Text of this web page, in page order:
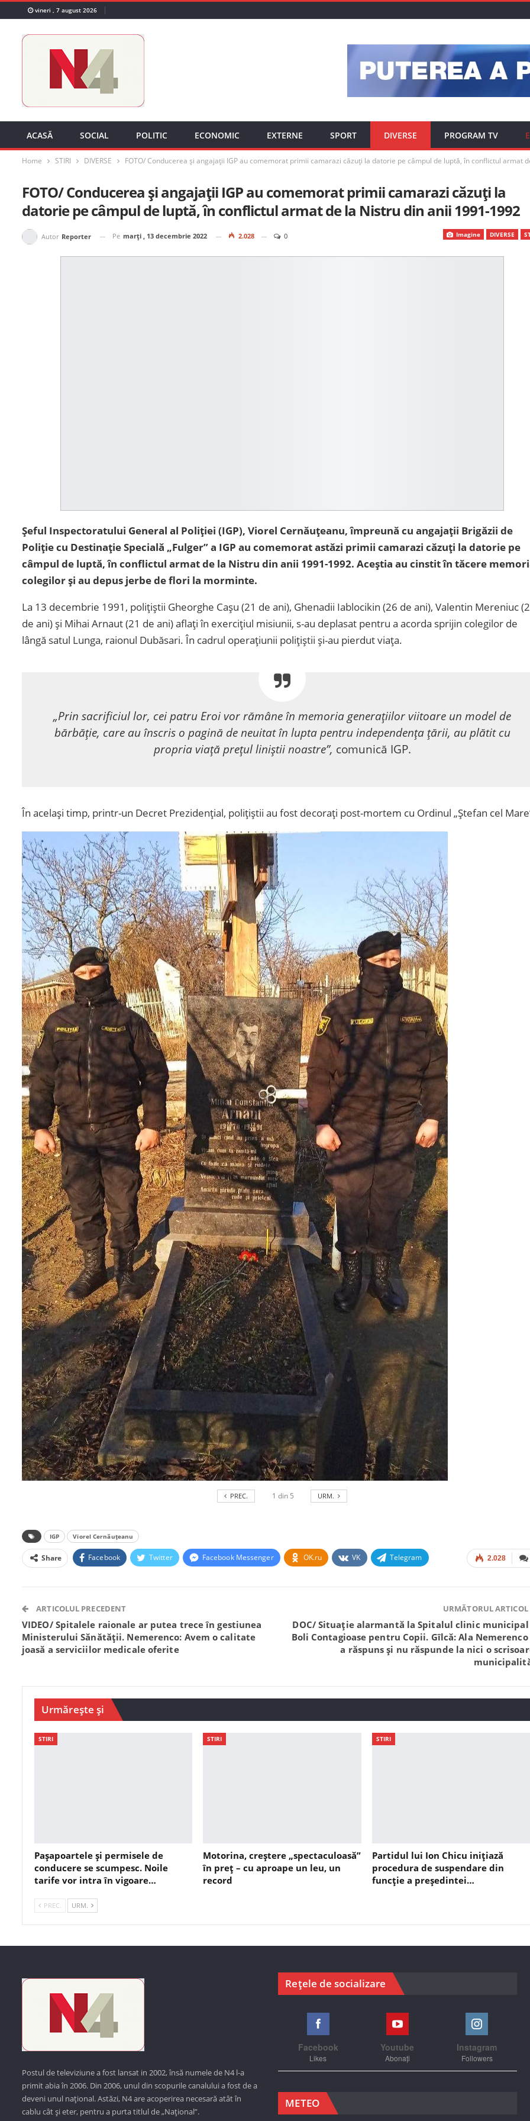
vineri , 7 august 2026
ACASĂ SOCIAL POLITIC ECONOMIC EXTERNE SPORT DIVERSE PROGRAM TV
Home STIRI DIVERSE FOTO/ Conducerea și angajații IGP au comemorat primii camarazi căzuți la datorie pe câmpul de luptă, în conflictul armat
FOTO/ Conducerea și angajații IGP au comemorat primii camarazi căzuți la
datorie pe câmpul de luptă, în conflictul armat de la Nistru din anii 1991-1992
Imagine DIVERSE
Autor Reporter Pe marți , 13 decembrie 2022 2.028 0
Șeful Inspectoratului General al Poliției (IGP), Viorel Cernăuțeanu, împreună cu angajații Brigăzii de
Poliție cu Destinație Specială „Fulger” a IGP au comemorat astăzi primii camarazi căzuți la datorie pe
câmpul de luptă, în conflictul armat de la Nistru din anii 1991-1992. Aceștia au cinstit în tăcere
colegilor și au depus jerbe de flori la morminte.
La 13 decembrie 1991, polițiștii Gheorghe Cașu (21 de ani), Ghenadii Iablocikin (26 de ani), Valentin Mereniuc
de ani) și Mihai Arnaut (21 de ani) aflați în exercițiul misiunii, s-au deplasat pentru a acorda sprijin colegilor de
lângă satul Lunga, raionul Dubăsari. În cadrul operațiunii polițiștii și-au pierdut viața.
„Prin sacrificiul lor, cei patru Eroi vor rămâne în memoria generaţiilor viitoare un model de
bărbăţie, care au înscris o pagină de neuitat în lupta pentru independenţa ţării, au plătit cu
propria viaţă preţul liniştii noastre”, comunică IGP.
În același timp, printr-un Decret Prezidenţial, polițiștii au fost decorați post-mortem cu Ordinul „Ștefan cel
PREC. 1 din 5 URM.
IGP Viorel Cernăuțeanu
2.028
Share Facebook Twitter Facebook Messenger OK.ru VK Telegram
ARTICOLUL PRECEDENT
VIDEO/ Spitalele raionale ar putea trece în gestiunea
Ministerului Sănătății. Nemerenco: Avem o calitate
joasă a serviciilor medicale oferite
URMĂTORUL ARTICOL
DOC/ Situație alarmantă la Spitalul clinic
Boli Contagioase pentru Copii. Gîlcă: Ala
a răspuns și nu răspunde la nici o
Urmărește și
STIRI
Pașapoartele și permisele de
conducere se scumpesc. Noile
tarife vor intra în vigoare…
STIRI
Motorina, creștere „spectaculoasă”
în preț – cu aproape un leu, un
record
STIRI
Partidul lui Ion Chicu inițiază
procedura de suspendare din
funcție a președintei…
PREC. URM.
Postul de televiziune a fost lansat in 2002, însă numele de N4 l-a
primit abia în 2006. Din 2006, unul din scopurile canalului a fost de a
deveni unul național. Astăzi, N4 are acoperirea necesară atât în
cablu cât și eter, pentru a purta titlul de „Național”.
Rețele de socializare
Facebook
Likes
Youtube
Abonați
Instagram
Followers
METEO